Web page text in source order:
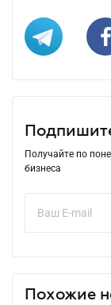
Получайте по
бизнеса
Похожие